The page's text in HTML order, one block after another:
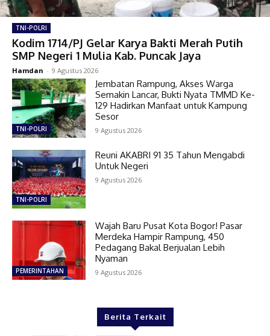
TNI-POLRI
Kodim 1714/PJ Gelar Karya Bakti Merah Putih
SMP Negeri 1 Mulia Kab. Puncak Jaya
Hamdan - 9 Agustus 2026
TNI-POLRI
Jembatan Rampung, Akses Warga
Semakin Lancar, Bukti Nyata TMMD Ke-
129 Hadirkan Manfaat untuk Kampung
Sesor
9 Agustus 2026
TNI-POLRI
Reuni AKABRI 91 35 Tahun Mengabdi
Untuk Negeri
9 Agustus 2026
PEMERINTAHAN
Wajah Baru Pusat Kota Bogor! Pasar
Merdeka Hampir Rampung, 450
Pedagang Bakal Berjualan Lebih
Nyaman
9 Agustus 2026
Berita Terkait